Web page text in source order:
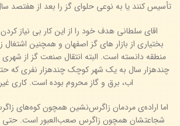
تأسیس کنند یا به نوعی حلوای گز را بعد از هفتصد
اقای سلطانی هدف خود را از این کار بی نیاز
بختیاری از بازار های گز اصفهان و همچنین اشتغال
منطقه دانسته‌ است. البته انتقال صنعت گز از
چندهزار سال به یک شهر کوچک چندهزار نفری که حتی
اب، برق و گاز محروم بوده است. کاری
اما اراده‌ی مردمان زاگرس‌نشین همچون کوه‌های
شجاعتشان همچون زاگرس صعب‌العبور است. حتی